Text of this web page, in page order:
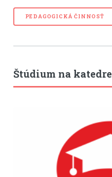
PEDAGOGICKÁ ČINNOSŤ
Štúdium na katedre